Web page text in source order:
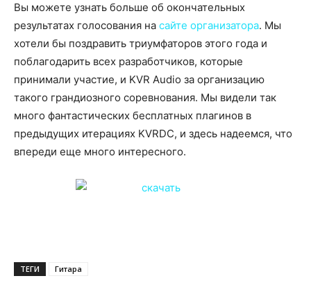
Вы можете узнать больше об окончательных
результатах голосования на сайте организатора. Мы
хотели бы поздравить триумфаторов этого года и
поблагодарить всех разработчиков, которые
принимали участие, и KVR Audio за организацию
такого грандиозного соревнования. Мы видели так
много фантастических бесплатных плагинов в
предыдущих итерациях KVRDC, и здесь надеемся, что
впереди еще много интересного.
ТЕГИ Гитара